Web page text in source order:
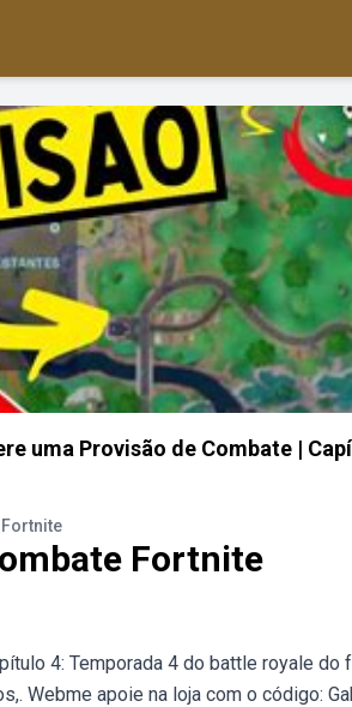
uma Provisão de Combate |
Fortnite
4: Temporada 4 do battle royale
Webme apoie na loja com o código: